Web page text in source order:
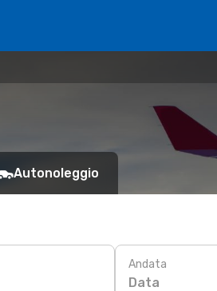
Autonoleggio
Andata
Data